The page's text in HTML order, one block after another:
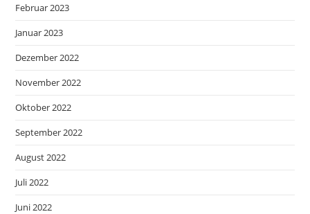
Februar 2023
Januar 2023
Dezember 2022
November 2022
Oktober 2022
September 2022
August 2022
Juli 2022
Juni 2022